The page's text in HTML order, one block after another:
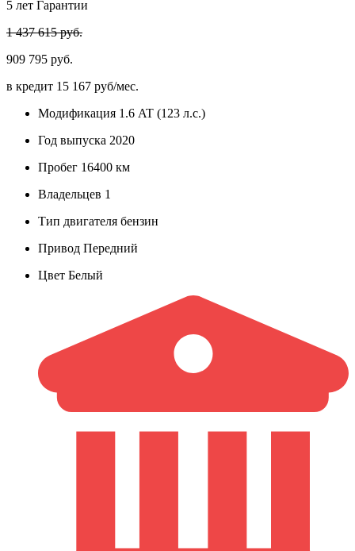
5 лет Гарантии
1 437 615 руб.
909 795 руб.
в кредит 15 167 руб/мес.
Модификация 1.6 AT (123 л.с.)
Год выпуска 2020
Пробег 16400 км
Владельцев 1
Тип двигателя бензин
Привод Передний
Цвет Белый